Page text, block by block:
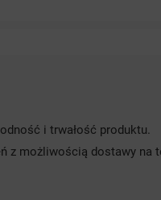
i trwałość produktu.
z możliwością dostawy na